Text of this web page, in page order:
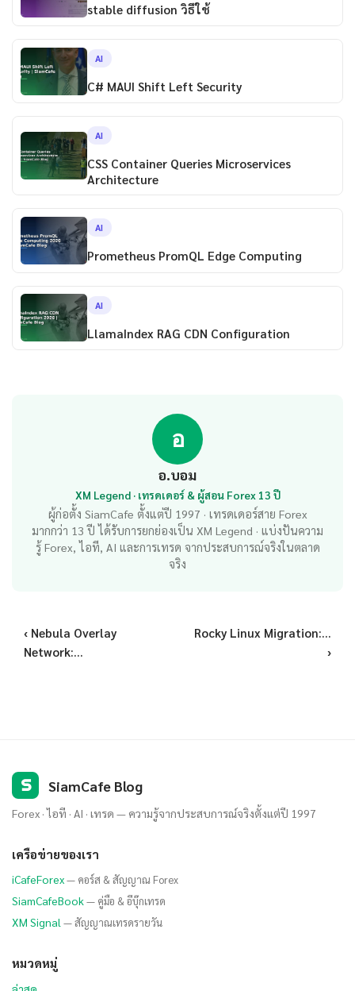
stable diffusion วิธีใช้
AI
C# MAUI Shift Left Security
AI
CSS Container Queries Microservices
Architecture
AI
Prometheus PromQL Edge Computing
AI
LlamaIndex RAG CDN Configuration
อ
อ.บอม
XM Legend · เทรดเดอร์ & ผู้สอน Forex 13 ปี
ผู้ก่อตั้ง SiamCafe ตั้งแต่ปี 1997 · เทรดเดอร์สาย Forex
มากกว่า 13 ปี ได้รับการยกย่องเป็น XM Legend · แบ่งปันความ
รู้ Forex, ไอที, AI และการเทรด จากประสบการณ์จริงในตลาด
จริง
‹ Nebula Overlay
Network:...
Rocky Linux Migration:...
›
S SiamCafe Blog
Forex · ไอที · AI · เทรด — ความรู้จากประสบการณ์จริงตั้งแต่ปี 1997
เครือข่ายของเรา
iCafeForex— คอร์ส & สัญญาณ Forex
SiamCafeBook— คู่มือ & อีบุ๊กเทรด
XM Signal — สัญญาณเทรดรายวัน
หมวดหมู่